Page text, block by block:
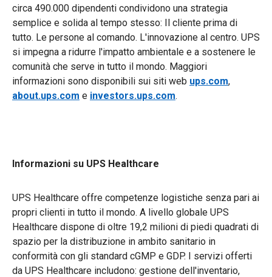
circa 490.000 dipendenti condividono una strategia
semplice e solida al tempo stesso: Il cliente prima di
tutto. Le persone al comando. L'innovazione al centro. UPS
si impegna a ridurre l'impatto ambientale e a sostenere le
comunità che serve in tutto il mondo. Maggiori
informazioni sono disponibili sui siti web ups.com,
about.ups.com e investors.ups.com.
Informazioni su UPS Healthcare
UPS Healthcare offre competenze logistiche senza pari ai
propri clienti in tutto il mondo. A livello globale UPS
Healthcare dispone di oltre 19,2 milioni di piedi quadrati di
spazio per la distribuzione in ambito sanitario in
conformità con gli standard cGMP e GDP. I servizi offerti
da UPS Healthcare includono: gestione dell'inventario,